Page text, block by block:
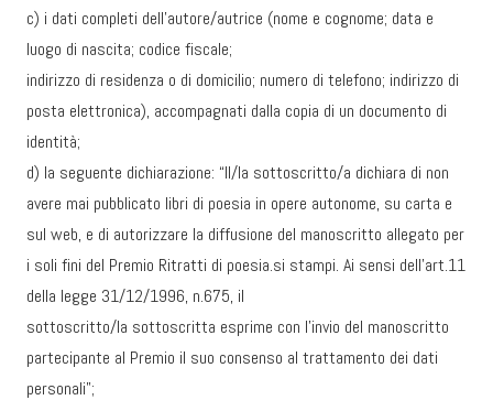
c) i dati completi dell’autore/autrice (nome e cognome; data e
luogo di nascita; codice fiscale;
indirizzo di residenza o di domicilio; numero di telefono; indirizzo di
posta elettronica), accompagnati dalla copia di un documento di
identità;
d) la seguente dichiarazione: “Il/la sottoscritto/a dichiara di non
avere mai pubblicato libri di poesia in opere autonome, su carta e
sul web, e di autorizzare la diffusione del manoscritto allegato per
i soli fini del Premio Ritratti di poesia.si stampi. Ai sensi dell’art.11
della legge 31/12/1996, n.675, il
sottoscritto/la sottoscritta esprime con l’invio del manoscritto
partecipante al Premio il suo consenso al trattamento dei dati
personali”;